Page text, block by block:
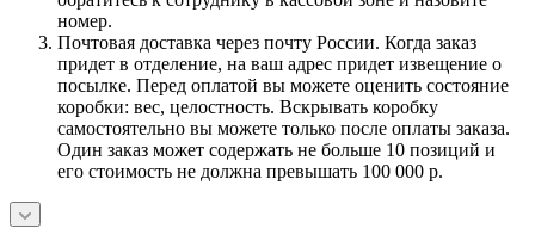
номер.
Почтовая доставка через почту России. Когда заказ
придет в отделение, на ваш адрес придет извещение о
посылке. Перед оплатой вы можете оценить состояние
коробки: вес, целостность. Вскрывать коробку
самостоятельно вы можете только после оплаты заказа.
Один заказ может содержать не больше 10 позиций и
его стоимость не должна превышать 100 000 р.